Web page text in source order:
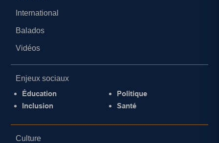
International
Balados
Vidéos
Enjeux sociaux
Éducation
Inclusion
Politique
Santé
Culture